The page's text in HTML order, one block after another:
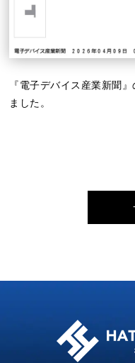
『電子デバイス産業新聞
ました。